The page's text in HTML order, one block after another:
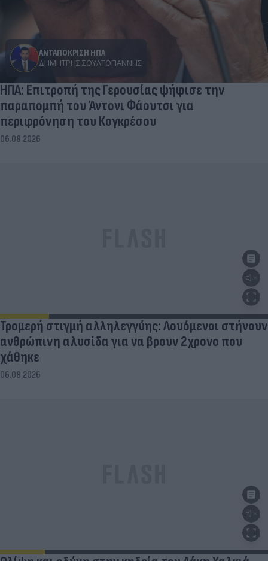
ΑΝΤΑΠΟΚΡΙΣΗ ΗΠΑ
ΔΗΜΉΤΡΗΣ ΣΟΥΛΤΟΓΙΆΝΝΗΣ
ΗΠΑ: Επιτροπή της Γερουσίας ψήφισε την
παραπομπή του Άντονι Φάουτσι για
περιφρόνηση του Κογκρέσου
06.08.2026
Τρομερή στιγμή αλληλεγγύης: Λουόμενοι στήνουν
ανθρώπινη αλυσίδα για να βρουν 2χρονο που
χάθηκε
06.08.2026